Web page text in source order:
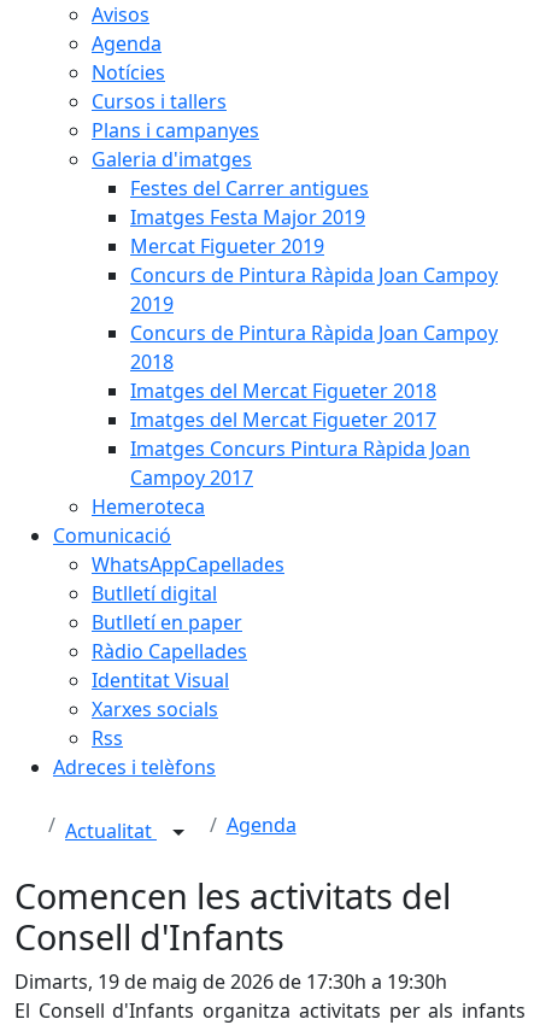
Avisos
Agenda
Notícies
Cursos i tallers
Plans i campanyes
Galeria d'imatges
Festes del Carrer antigues
Imatges Festa Major 2019
Mercat Figueter 2019
Concurs de Pintura Ràpida Joan Campoy
2019
Concurs de Pintura Ràpida Joan Campoy
2018
Imatges del Mercat Figueter 2018
Imatges del Mercat Figueter 2017
Imatges Concurs Pintura Ràpida Joan
Campoy 2017
Hemeroteca
Comunicació
WhatsAppCapellades
Butlletí digital
Butlletí en paper
Ràdio Capellades
Identitat Visual
Xarxes socials
Rss
Adreces i telèfons
Actualitat Agenda
Comencen les activitats del
Consell d'Infants
Dimarts, 19 de maig de 2026 de 17:30h a 19:30h
El Consell d'Infants organitza activitats per als infants